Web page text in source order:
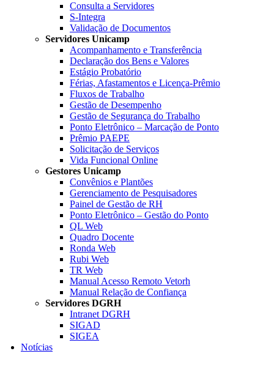
Consulta a Servidores
S-Integra
Validação de Documentos
Servidores Unicamp
Acompanhamento e Transferência
Declaração dos Bens e Valores
Estágio Probatório
Férias, Afastamentos e Licença-Prêmio
Fluxos de Trabalho
Gestão de Desempenho
Gestão de Segurança do Trabalho
Ponto Eletrônico – Marcação de Ponto
Prêmio PAEPE
Solicitação de Serviços
Vida Funcional Online
Gestores Unicamp
Convênios e Plantões
Gerenciamento de Pesquisadores
Painel de Gestão de RH
Ponto Eletrônico – Gestão do Ponto
QL Web
Quadro Docente
Ronda Web
Rubi Web
TR Web
Manual Acesso Remoto Vetorh
Manual Relação de Confiança
Servidores DGRH
Intranet DGRH
SIGAD
SIGEA
Notícias